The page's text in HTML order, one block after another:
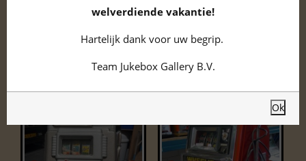
volledige collectie / slotmachines
Aristocrat
welverdiende vakantie!
Hartelijk dank voor uw begrip.
Team Jukebox Gallery B.V.
Ok